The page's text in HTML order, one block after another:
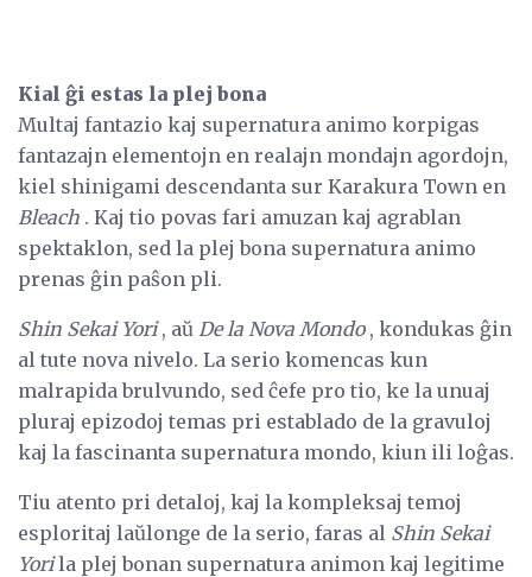
Kial ĝi estas la plej bona
Multaj fantazio kaj supernatura animo korpigas
fantazajn elementojn en realajn mondajn agordojn,
kiel shinigami descendanta sur Karakura Town en
Bleach . Kaj tio povas fari amuzan kaj agrablan
spektaklon, sed la plej bona supernatura animo
prenas ĝin paŝon pli.
Shin Sekai Yori, aŭ De la Nova Mondo, kondukas ĝin
al tute nova nivelo. La serio komencas kun
malrapida brulvundo, sed ĉefe pro tio, ke la unuaj
pluraj epizodoj temas pri establado de la gravuloj
kaj la fascinanta supernatura mondo, kiun ili loĝas.
Tiu atento pri detaloj, kaj la kompleksaj temoj
esploritaj laŭlonge de la serio, faras al Shin Sekai
Yorila plej bonan supernatura animon kaj legitime